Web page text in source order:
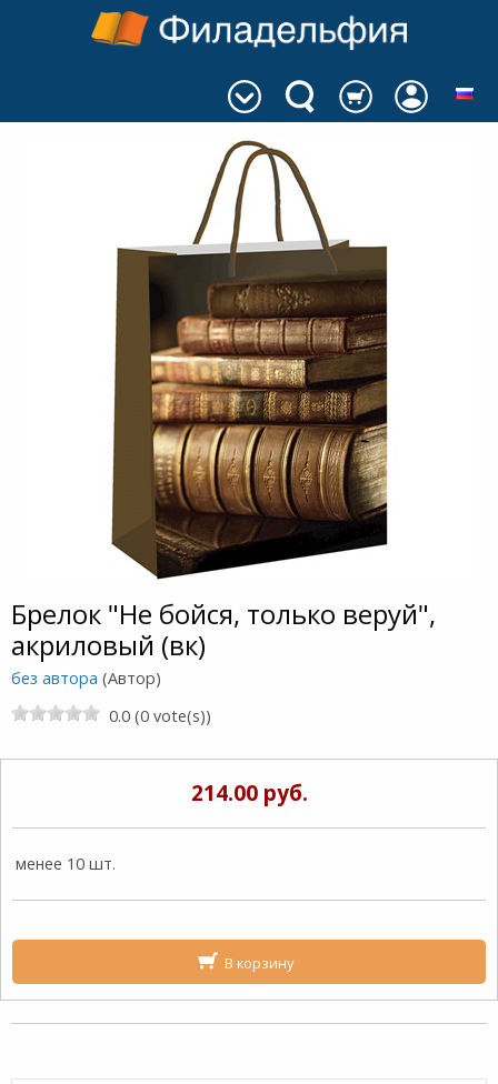
Брелок "Не бойся, только веруй",
акриловый (вк)
без автора (Автор)
0.0 (0 vote(s))
214.00 руб.
менее 10 шт.
В корзину